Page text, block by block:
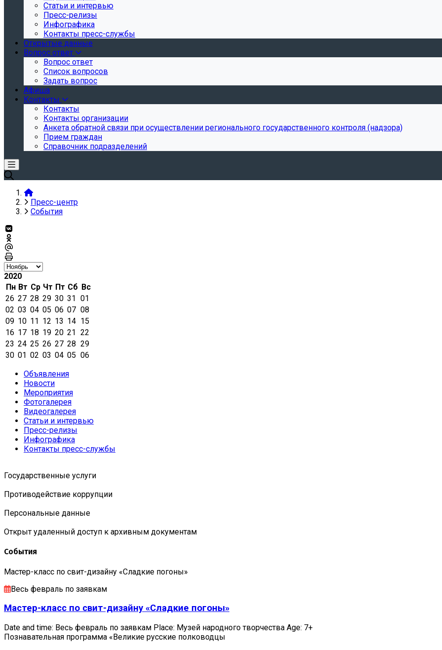
Статьи и интервью
Пресс-релизы
Инфографика
Контакты пресс-службы
Открытые данные
Вопрос ответ
Вопрос ответ
Список вопросов
Задать вопрос
Афиша
Контакты
Контакты
Контакты организации
Анкета обратной связи при осуществлении регионального государственного контроля (надзора)
Прием граждан
Справочник подразделений
Пресс-центр
События
2020
Пн Вт Ср Чт Пт Сб Вс
26 27 28 29 30 31 01
02 03 04 05 06 07 08
09 10 11 12 13 14 15
16 17 18 19 20 21 22
23 24 25 26 27 28 29
30 01 02 03 04 05 06
Объявления
Новости
Мероприятия
Фотогалерея
Видеогалерея
Статьи и интервью
Пресс-релизы
Инфографика
Контакты пресс-службы
Государственные услуги
Противодействие коррупции
Персональные данные
Открыт удаленный доступ к архивным документам
События
Мастер-класс по свит-дизайну «Сладкие погоны»
Весь февраль по заявкам
Мастер-класс по свит-дизайну «Сладкие погоны»
Date and time: Весь февраль по заявкам Place: Музей народного творчества Age: 7+
Познавательная программа «Великие русские полководцы